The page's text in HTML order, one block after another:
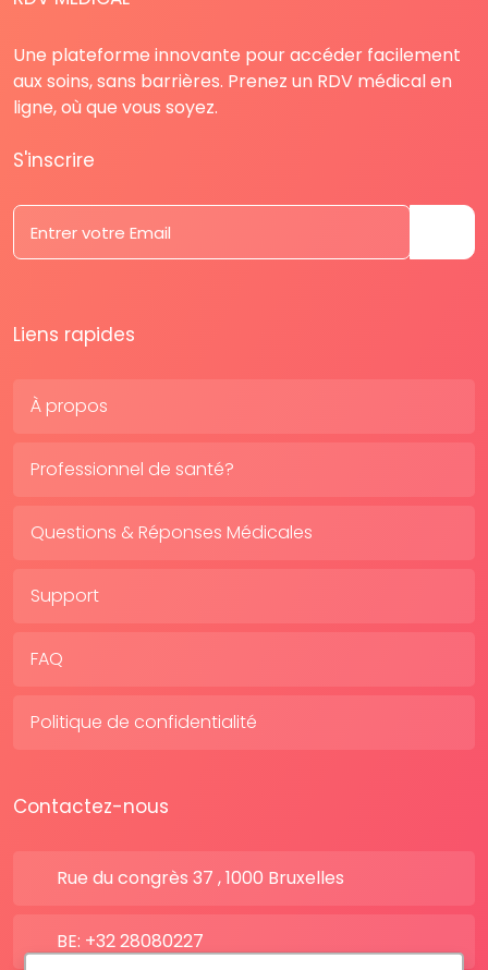
Une plateforme innovante pour accéder facilement
aux soins, sans barrières. Prenez un RDV médical en
ligne, où que vous soyez.
S'inscrire
Liens rapides
À propos
Professionnel de santé?
Questions & Réponses Médicales
Support
FAQ
Politique de confidentialité
Contactez-nous
Rue du congrès 37 , 1000 Bruxelles
BE: +32 28080227